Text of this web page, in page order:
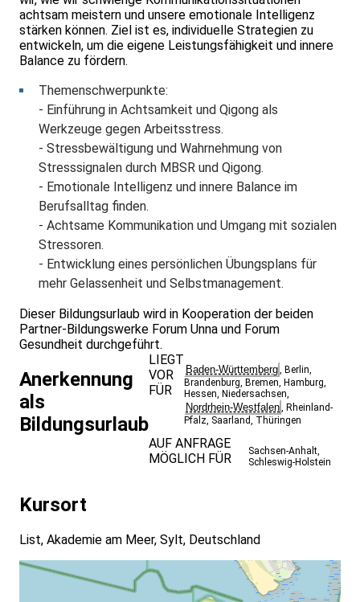
achtsam meistern und unsere emotionale Intelligenz
stärken können. Ziel ist es, individuelle Strategien zu
entwickeln, um die eigene Leistungsfähigkeit und innere
Balance zu fördern.
Themenschwerpunkte:
- Einführung in Achtsamkeit und Qigong als
Werkzeuge gegen Arbeitsstress.
- Stressbewältigung und Wahrnehmung von
Stresssignalen durch MBSR und Qigong.
- Emotionale Intelligenz und innere Balance im
Berufsalltag finden.
- Achtsame Kommunikation und Umgang mit sozialen
Stressoren.
- Entwicklung eines persönlichen Übungsplans für
mehr Gelassenheit und Selbstmanagement.
Dieser Bildungsurlaub wird in Kooperation der beiden
Partner-Bildungswerke Forum Unna und Forum
Gesundheit durchgeführt.
Anerkennung
als
Bildungsurlaub
LIEGT
VOR
FÜR
Baden-Württemberg, Berlin,
Brandenburg, Bremen, Hamburg,
Hessen, Niedersachsen,
Nordrhein-Westfalen, Rheinland-
Pfalz, Saarland, Thüringen
AUF ANFRAGE
MÖGLICH FÜR
Sachsen-Anhalt,
Schleswig-Holstein
Kursort
List, Akademie am Meer, Sylt, Deutschland